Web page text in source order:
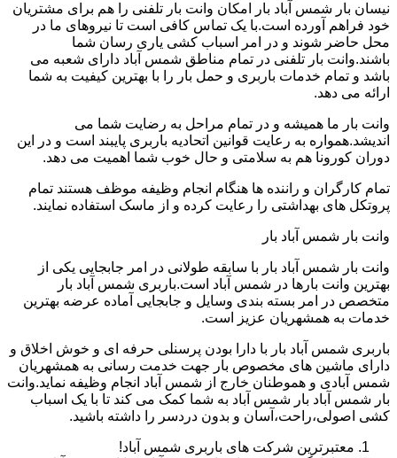
نیسان بار شمس آباد بار امکان وانت بار تلفنی را هم برای مشتریان
خود فراهم آورده است.با یک تماس کافی است تا نیروهای ما در
محل حاضر شوند و در امر اسباب کشی یاری رسان شما
باشند.وانت بار تلفنی در تمام مناطق شمس آباد دارای شعبه می
باشد و تمام خدمات باربری و حمل بار را با بهترین کیفیت به شما
ارائه می دهد.
وانت بار ما همیشه و در تمام مراحل به رضایت شما می
اندیشد.همواره به رعایت قوانین اتحادیه باربری پایبند است و در این
دوران کورونا هم به سلامتی و حال خوب شما اهمیت می دهد.
تمام کارگران و راننده ها هنگام انجام وظیفه موظف هستند تمام
پروتکل های بهداشتی را رعایت کرده و از ماسک استفاده نمایند.
وانت بار شمس آباد بار
وانت بار شمس آباد بار با سابقه طولانی در امر جابجایی یکی از
بهترین وانت بارها در شمس آباد است.باربری شمس آباد بار
متخصص در امر بسته بندی وسایل و جابجایی آماده عرضه بهترین
خدمات به همشهریان عزیز است.
باربری شمس آباد بار با دارا بودن پرسنلی حرفه ای و خوش اخلاق و
دارای ماشین های مخصوص بار جهت خدمت رسانی به همشهریان
شمس آبادی و هموطنان خارج از شمس آباد انجام وظیفه نماید.وانت
بار شمس آباد بار شمس آباد به شما کمک می کند تا با یک اسباب
کشی اصولی،راحت،آسان و بدون دردسر را داشته باشید.
معتبرترین شرکت های باربری شمس آباد!